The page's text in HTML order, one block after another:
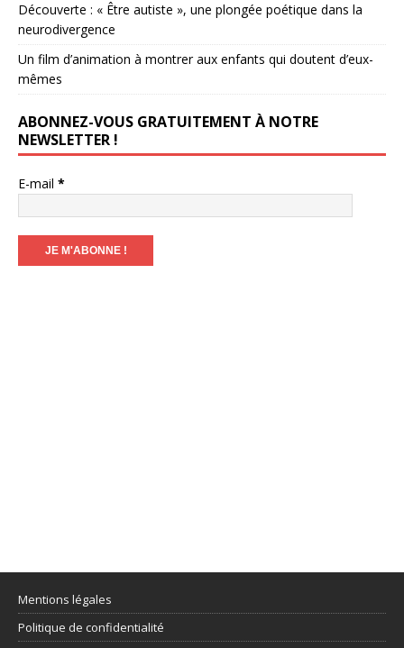
Découverte : « Être autiste », une plongée poétique dans la
neurodivergence
Un film d’animation à montrer aux enfants qui doutent d’eux-
mêmes
ABONNEZ-VOUS GRATUITEMENT À NOTRE
NEWSLETTER !
E-mail *
Mentions légales
Politique de confidentialité